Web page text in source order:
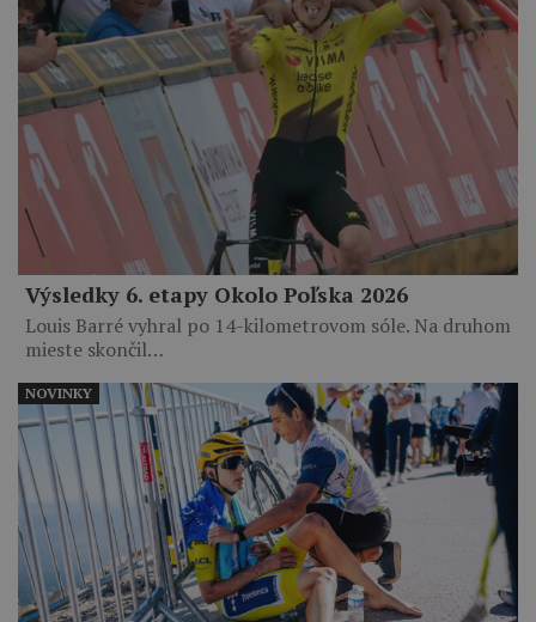
Výsledky 6. etapy Okolo Poľska 2026
Louis Barré vyhral po 14-kilometrovom sóle. Na druhom
mieste skončil…
NOVINKY